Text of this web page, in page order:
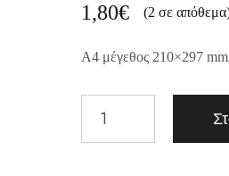
1,80€ (2 σε
A4 μέγεθος 210×297